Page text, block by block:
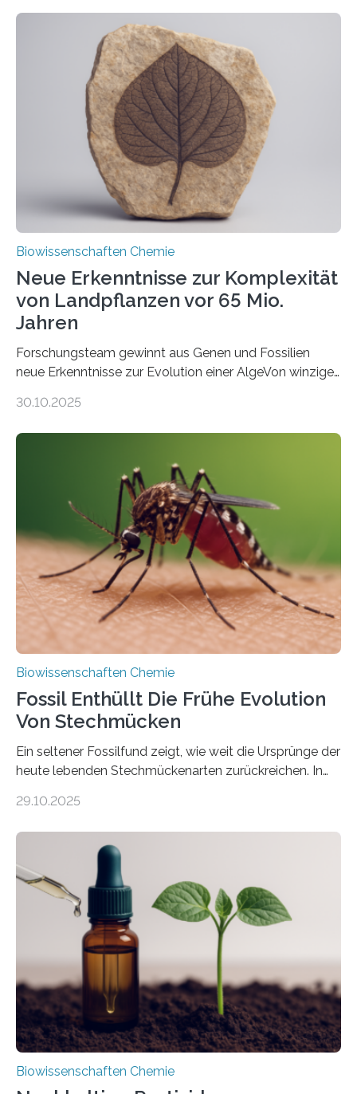
der Ruhr-Universität Bochum um Prof. Dr. Ralf Erdmann
und Dr. Ismaila Francis Yusuf hat nun einen bislang
unbekannten Qualitätskontrollmechanismus des
peroxisomalen Proteintransports in der Bäckerhefe
Saccharomyces cerevisiae entdeckt, der für die
Funktionsfähigkeit der Organellen entscheidend ist. Die
Studie wurde am 28. Oktober 2025 in der
Fachzeitschrift…
Biowissenschaften Chemie
Neue Erkenntnisse zur Komplexität
von Landpflanzen vor 65 Mio.
Jahren
Forschungsteam gewinnt aus Genen und Fossilien
neue Erkenntnisse zur Evolution einer AlgeVon winzigen
Landpflanzen zählen zu den komplexesten
Grünalgen, die vor Hunderten von Millionen Jahren
lebten. Unter den Vorfahren sticht eine Gruppe heraus,
die noch heute in der Natur vorkommt: die
Süßwasseralge Coleochaetophyceae. Einige Arten
dieser Gruppe bilden aus Zellfäden dichte Geflechte
mit scheibenförmiger Gestalt. Was auffällig ist: Die
nächsten…
30.10.2025
Biowissenschaften Chemie
Fossil Enthüllt Die Frühe Evolution
Von Stechmücken
Ein seltener Fossilfund zeigt, wie weit die Ursprünge der
heute lebenden Stechmückenarten zurückreichen. In
Forschende die bisher älteste bekannte Stechmücken-
Region Kachin in Myanmar und hat sich in
ausgezeichnetem Zustand erhalten. Es konnte als neue
Art einer neuen Gattung beschrieben werden und trägt
nun den Namen Cretosabethes primaevus. Dieser erste
fossile Nachweis einer Stechmückenlarve in Bernstein
stellt gleichzeitig den ersten Fossilfund einer
Mückenlarve aus dem Mesozoikum dar, denn…
29.10.2025
Biowissenschaften Chemie